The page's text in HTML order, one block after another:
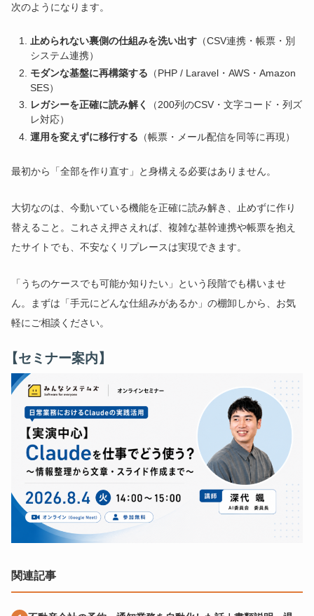
次のようになります。
止められない裏側の仕組みを洗い出す （CSV連携・帳票・別
システム連携）
モダンな基盤に再構築する （PHP / Laravel・AWS・Amazon
SES）
レガシーを正確に読み解く
（200列のCSV・文字コード・列ズ
レ対応）
運用を変えずに移行する （帳票・メール配信を同等に再現）
最初から「全部を作り直す」と身構える必要はありません。
大切なのは、今動いている機能を正確に読み解き、止めずに作り
替えること。これさえ押さえれば、複雑な基幹連携や帳票を抱え
たサイトでも、不安なくリプレースは実現できます。
「うちのケースでも可能か知りたい」という段階でも構いませ
ん。まずは「手元にどんな仕組みがあるか」の棚卸しから、お気
軽にご相談ください。
【セミナー案内】
関連記事